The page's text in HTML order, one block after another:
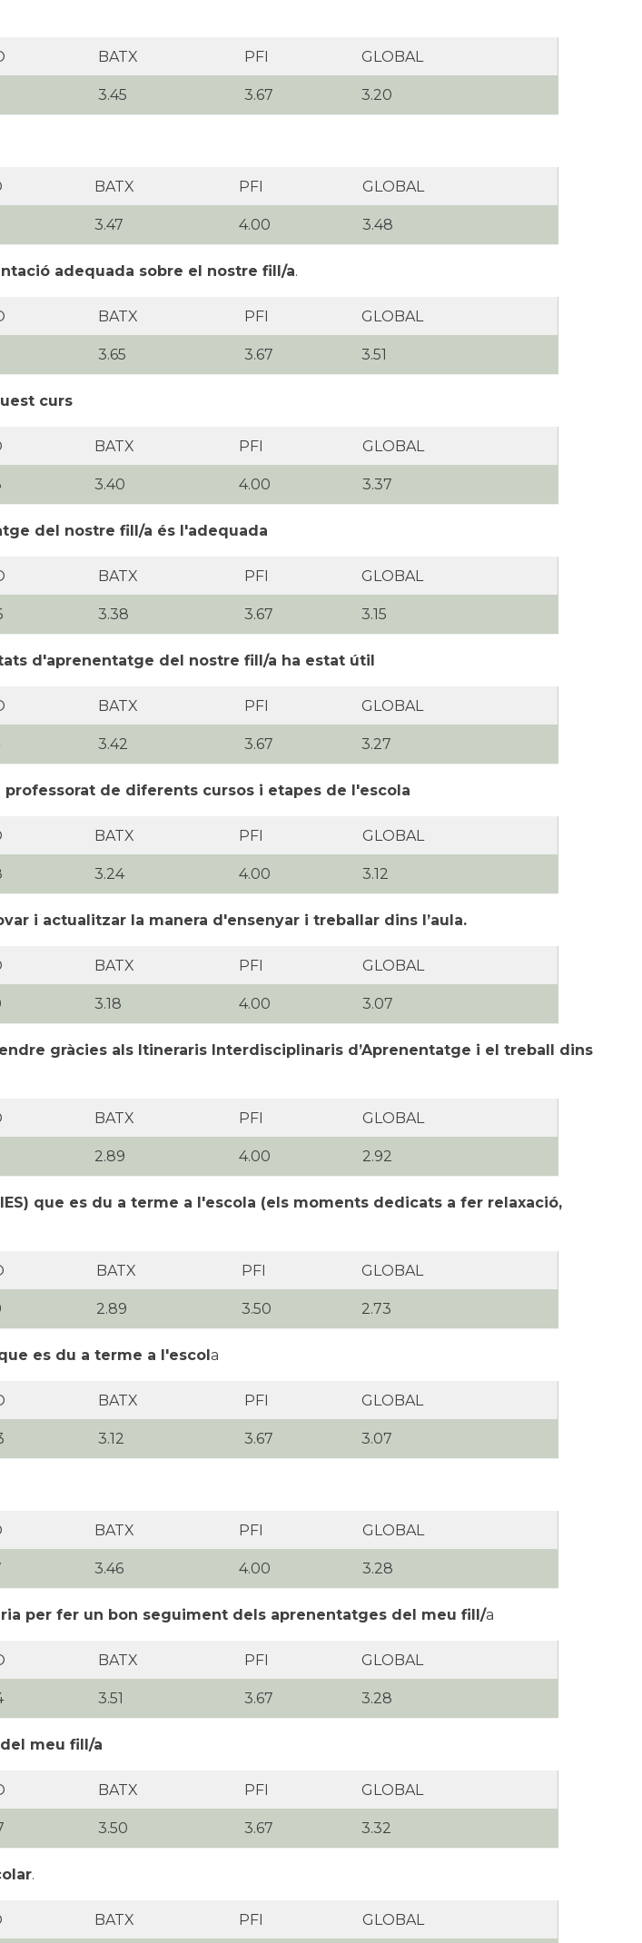
BATX PFI GLOBAL
3.45 3.67 3.20
BATX PFI GLOBAL
3.47 4.00 3.48
adequada sobre el nostre fill/a.
BATX PFI GLOBAL
3.65 3.67 3.51
curs
BATX PFI GLOBAL
3.40 4.00 3.37
del nostre fill/a és l'adequada
BATX PFI GLOBAL
3.38 3.67 3.15
d'aprenentatge del nostre fill/a ha estat útil
BATX PFI GLOBAL
3.42 3.67 3.27
de diferents cursos i etapes de l'escola
BATX PFI GLOBAL
3.24 4.00 3.12
i actualitzar la manera d'ensenyar i treballar dins l’aula.
BATX PFI GLOBAL
3.18 4.00 3.07
gràcies als Itineraris Interdisciplinaris d’Aprenentatge i el treball dins
BATX PFI GLOBAL
2.89 4.00 2.92
que es du a terme a l'escola (els moments dedicats a fer relaxació,
BATX PFI GLOBAL
2.89 3.50 2.73
es du a terme a l'escola
BATX PFI GLOBAL
3.12 3.67 3.07
BATX PFI GLOBAL
3.46 4.00 3.28
per fer un bon seguiment dels aprenentatges del meu fill/a
BATX PFI GLOBAL
3.51 3.67 3.28
meu fill/a
BATX PFI GLOBAL
3.50 3.67 3.32
.
BATX PFI GLOBAL